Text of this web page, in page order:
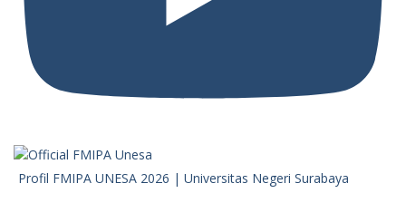
Profil FMIPA UNESA 2026 | Universitas Negeri Surabaya